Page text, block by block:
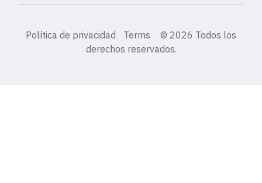
Política de privacidad Terms © 2026 Todos los
derechos reservados.